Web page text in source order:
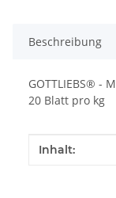
Beschreibung
GOTTLIEBS® -
20 Blatt pro kg
Wert
Inhalt: